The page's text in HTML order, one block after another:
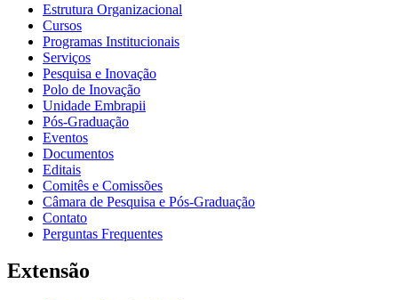
Estrutura Organizacional
Cursos
Programas Institucionais
Serviços
Pesquisa e Inovação
Polo de Inovação
Unidade Embrapii
Pós-Graduação
Eventos
Documentos
Editais
Comitês e Comissões
Câmara de Pesquisa e Pós-Graduação
Contato
Perguntas Frequentes
Extensão